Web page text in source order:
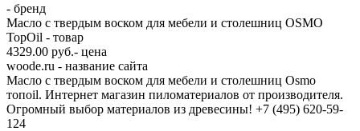
- бренд
Масло с твердым воском для мебели и столешниц OSMO
TopOil - товар
4329.00 руб.- цена
woode.ru - название сайта
Масло с твердым воском для мебели и столешниц Osmo
топoil. Интернет магазин пиломатериалов от производителя.
Огромный выбор материалов из древесины! +7 (495) 620-59-
124